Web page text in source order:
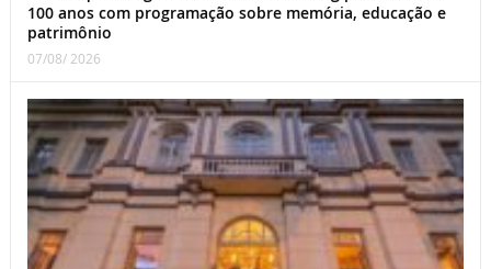
100 anos com programação sobre memória, educação e
patrimônio
07/08/ 2026